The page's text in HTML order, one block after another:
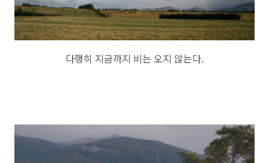
다행히 지금까지 비는 오지 않는다.